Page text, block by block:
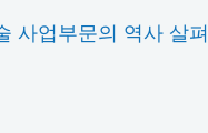
사업부문의 역사 살